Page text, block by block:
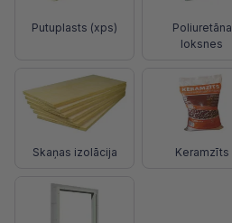
Putuplasts (xps)
Poliuretāna
loksnes
Skaņas izolācija Keramzīts